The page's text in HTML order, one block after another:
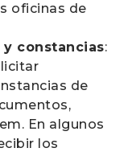
oficinas de
constancias:
de
En algunos
los